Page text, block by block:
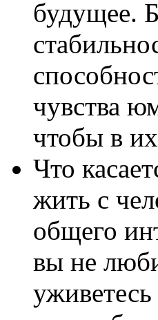
будущее.
чувства
чтобы в
Что
жить с
общего
вы не